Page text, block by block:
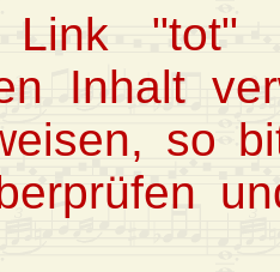
Link "tot"
Inhalt
so